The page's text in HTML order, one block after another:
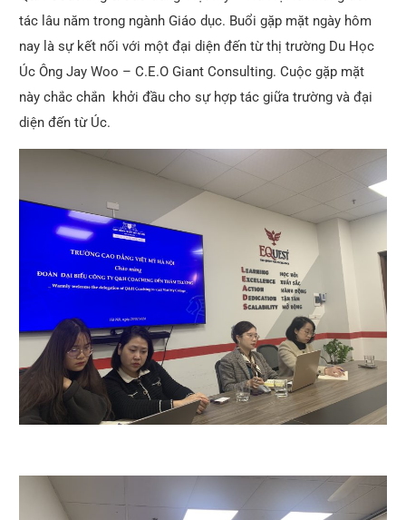
tác lâu năm trong ngành Giáo dục. Buổi gặp mặt ngày hôm
nay là sự kết nối với một đại diện đến từ thị trường Du Học
Úc Ông Jay Woo – C.E.O Giant Consulting. Cuộc gặp mặt
này chắc chắn khởi đầu cho sự hợp tác giữa trường và đại
diện đến từ Úc.